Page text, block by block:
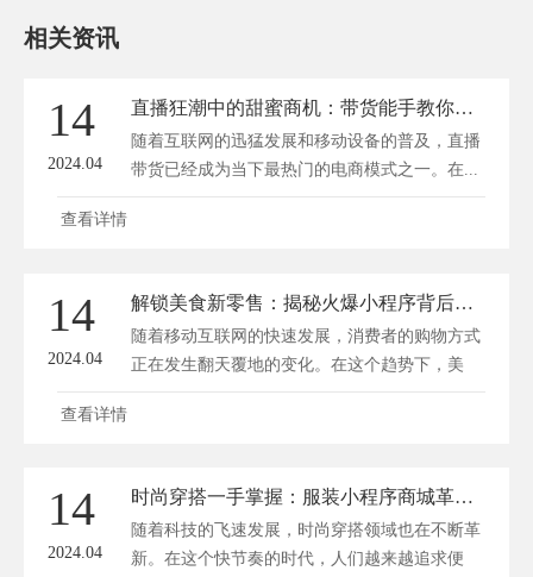
相关资讯
14
2024.04
直播狂潮中的甜蜜商机：带货能手教你点心销售新法则
随着互联网的迅猛发展和移动设备的普及，直播
带货已经成为当下最热门的电商模式之一。在...
查看详情
14
2024.04
解锁美食新零售：揭秘火爆小程序背后的商城秘籍
随着移动互联网的快速发展，消费者的购物方式
正在发生翻天覆地的变化。在这个趋势下，美
食...
查看详情
14
2024.04
时尚穿搭一手掌握：服装小程序商城革新购物体验
随着科技的飞速发展，时尚穿搭领域也在不断革
新。在这个快节奏的时代，人们越来越追求便